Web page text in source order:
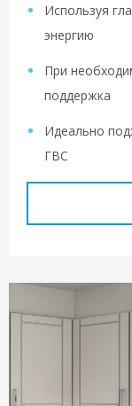
Используя
энергию
При
поддержка
Идеально
ГВС